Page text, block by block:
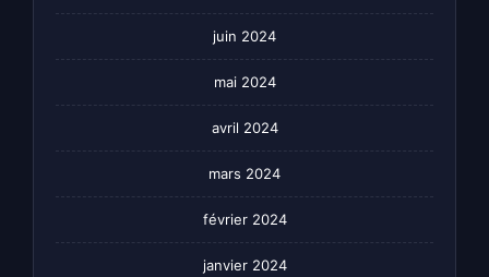
juin 2024
mai 2024
avril 2024
mars 2024
février 2024
janvier 2024